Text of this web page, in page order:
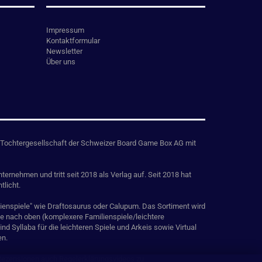
Impressum
Kontaktformular
Newsletter
Über uns
der Schweizer Board Game Box AG mit
und tritt seit 2018 als Verlag auf. Seit 2018 hat
wie Draftosaurus oder Calupum. Das Sortiment wird
nach oben (komplexere Familienspiele/leichtere
Syllaba für die leichteren Spiele und Arkeis sowie Virtual